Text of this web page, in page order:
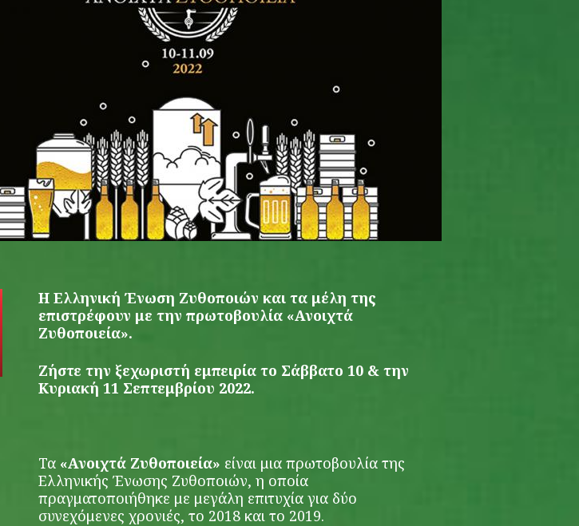
H Ελληνική Ένωση Ζυθοποιών και τα μέλη της
επιστρέφουν με την πρωτοβουλία «Ανοιχτά
Ζυθοποιεία».
Ζήστε την ξεχωριστή εμπειρία το Σάββατο 10 & την
Κυριακή 11 Σεπτεμβρίου 2022.
Τα «Ανοιχτά Ζυθοποιεία» είναι μια πρωτοβουλία της
Ελληνικής Ένωσης Ζυθοποιών, η οποία
πραγματοποιήθηκε με μεγάλη επιτυχία για δύο
συνεχόμενες χρονιές, το 2018 και το 2019.